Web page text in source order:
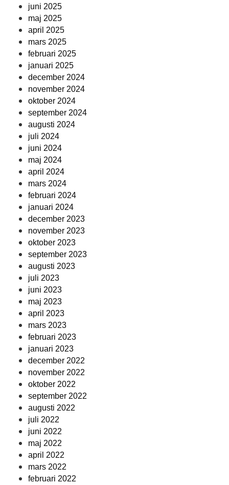
juni 2025
maj 2025
april 2025
mars 2025
februari 2025
januari 2025
december 2024
november 2024
oktober 2024
september 2024
augusti 2024
juli 2024
juni 2024
maj 2024
april 2024
mars 2024
februari 2024
januari 2024
december 2023
november 2023
oktober 2023
september 2023
augusti 2023
juli 2023
juni 2023
maj 2023
april 2023
mars 2023
februari 2023
januari 2023
december 2022
november 2022
oktober 2022
september 2022
augusti 2022
juli 2022
juni 2022
maj 2022
april 2022
mars 2022
februari 2022